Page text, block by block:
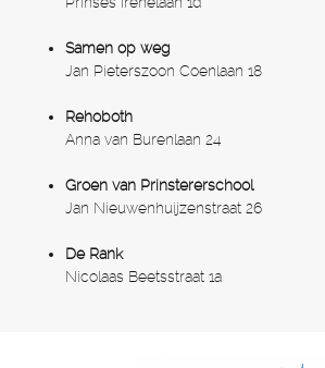
Samen op weg
Jan Pieterszoon Coenlaan 18
Rehoboth
Anna van Burenlaan 24
Groen van Prinstererschool
Jan Nieuwenhuijzenstraat 26
De Rank
Nicolaas Beetsstraat 1a